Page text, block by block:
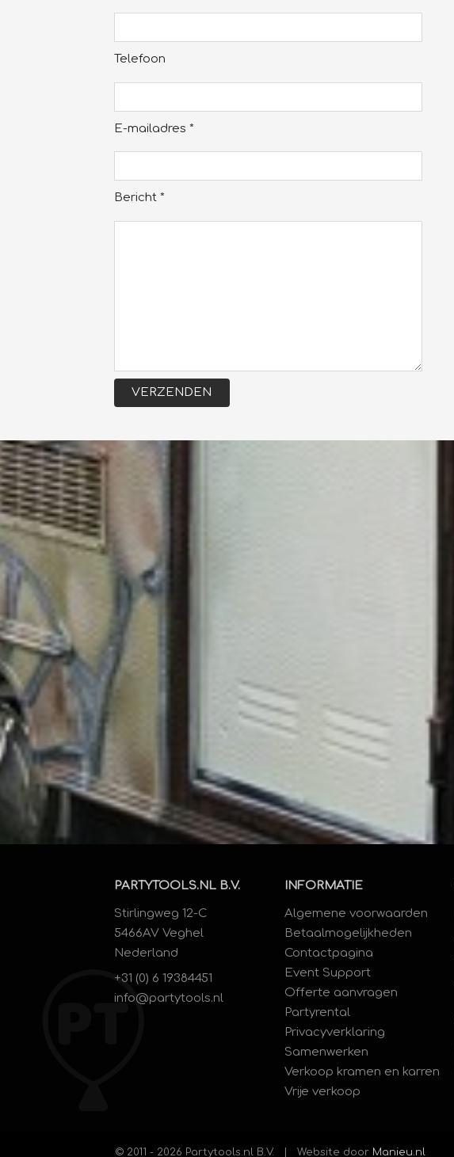
Telefoon
E-mailadres *
Bericht *
VERZENDEN
PARTYTOOLS.NL B.V.
Stirlingweg 12-C
5466AV Veghel
Nederland
+31 (0) 6 19384451
info@partytools.nl
INFORMATIE
Algemene voorwaarden
Betaalmogelijkheden
Contactpagina
Event Support
Offerte aanvragen
Partyrental
Privacyverklaring
Samenwerken
Verkoop kramen en karren
Vrije verkoop
© 2011 - 2026 Partytools.nl B.V. | Website door Manieu.nl